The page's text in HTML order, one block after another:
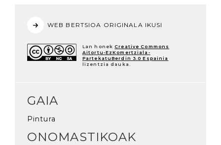
WEB BERTSIOA ORIGINALA IKUSI
Lan honek Creative Commons
Aitortu-EzKomertziala-
PartekatuBerdin 3.0 Espainia
lizentzia dauka.
GAIA
Pintura
ONOMASTIKOAK